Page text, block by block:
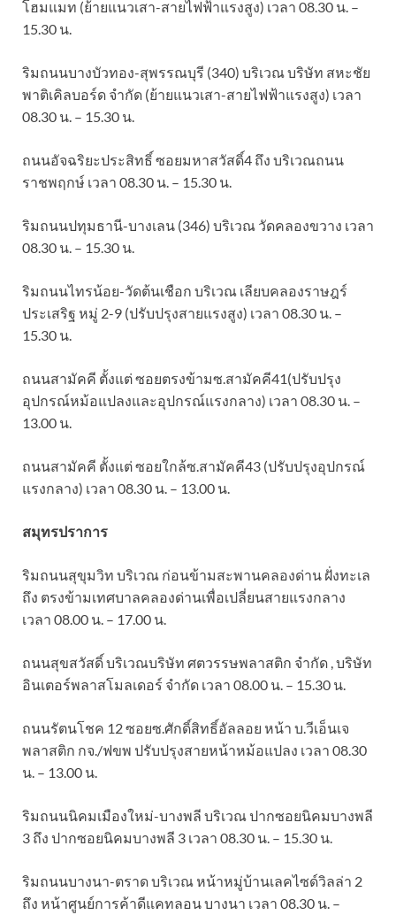
โฮมแมท (ย้ายแนวเสา-สายไฟฟ้าแรงสูง) เวลา 08.30 น. –
15.30 น.
ริมถนนบางบัวทอง-สุพรรณบุรี (340) บริเวณ บริษัท สหะชัย
พาติเคิลบอร์ด จำกัด (ย้ายแนวเสา-สายไฟฟ้าแรงสูง) เวลา
08.30 น. – 15.30 น.
ถนนอัจฉริยะประสิทธิ์ ซอยมหาสวัสดิ์4 ถึง บริเวณถนน
ราชพฤกษ์ เวลา 08.30 น. – 15.30 น.
ริมถนนปทุมธานี-บางเลน (346) บริเวณ วัดคลองขวาง เวลา
08.30 น. – 15.30 น.
ริมถนนไทรน้อย-วัดต้นเชือก บริเวณ เลียบคลองราษฎร์
ประเสริฐ หมู่ 2-9 (ปรับปรุงสายแรงสูง) เวลา 08.30 น. –
15.30 น.
ถนนสามัคคี ตั้งแต่ ซอยตรงข้ามซ.สามัคคี41(ปรับปรุง
อุปกรณ์หม้อแปลงและอุปกรณ์แรงกลาง) เวลา 08.30 น. –
13.00 น.
ถนนสามัคคี ตั้งแต่ ซอยใกล้ซ.สามัคคี43 (ปรับปรุงอุปกรณ์
แรงกลาง) เวลา 08.30 น. – 13.00 น.
สมุทรปราการ
ริมถนนสุขุมวิท บริเวณ ก่อนข้ามสะพานคลองด่าน ฝั่งทะเล
ถึง ตรงข้ามเทศบาลคลองด่านเพื่อเปลี่ยนสายแรงกลาง
เวลา 08.00 น. – 17.00 น.
ถนนสุขสวัสดิ์ บริเวณบริษัท ศตวรรษพลาสติก จำกัด , บริษัท
อินเตอร์พลาสโมลเดอร์ จำกัด เวลา 08.00 น. – 15.30 น.
ถนนรัตนโชค 12 ซอยซ.ศักดิ์สิทธิ์อัลลอย หน้า บ.วีเอ็นเจ
พลาสติก กจ./ฟขพ ปรับปรุงสายหน้าหม้อแปลง เวลา 08.30
น. – 13.00 น.
ริมถนนนิคมเมืองใหม่-บางพลี บริเวณ ปากซอยนิคมบางพลี
3 ถึง ปากซอยนิคมบางพลี 3 เวลา 08.30 น. – 15.30 น.
ริมถนนบางนา-ตราด บริเวณ หน้าหมู่บ้านเลคไซด์วิลล่า 2
ถึง หน้าศูนย์การค้าดีแคทลอน บางนา เวลา 08.30 น. –